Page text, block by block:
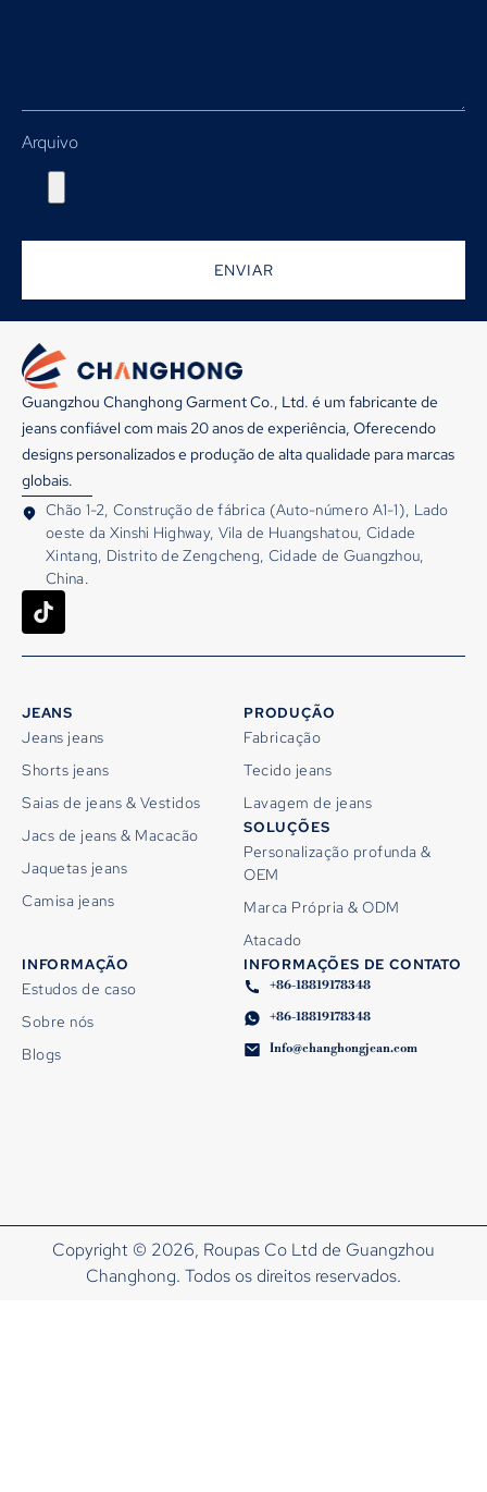
Arquivo
ENVIAR
Guangzhou Changhong Garment Co., Ltd. é um fabricante de
jeans confiável com mais 20 anos de experiência, Oferecendo
designs personalizados e produção de alta qualidade para marcas
globais.
Chão 1-2, Construção de fábrica (Auto-número A1-1), Lado
oeste da Xinshi Highway, Vila de Huangshatou, Cidade
Xintang, Distrito de Zengcheng, Cidade de Guangzhou,
China.
JEANS
Jeans jeans
Shorts jeans
Saias de jeans & Vestidos
Jacs de jeans & Macacão
Jaquetas jeans
Camisa jeans
PRODUÇÃO
Fabricação
Tecido jeans
Lavagem de jeans
SOLUÇÕES
Personalização profunda &
OEM
Marca Própria & ODM
Atacado
INFORMAÇÃO
Estudos de caso
Sobre nós
Blogs
INFORMAÇÕES DE CONTATO
+86-18819178348
+86-18819178348
Info@changhongjean.com
Copyright © 2026, Roupas Co Ltd de Guangzhou
Changhong. Todos os direitos reservados.